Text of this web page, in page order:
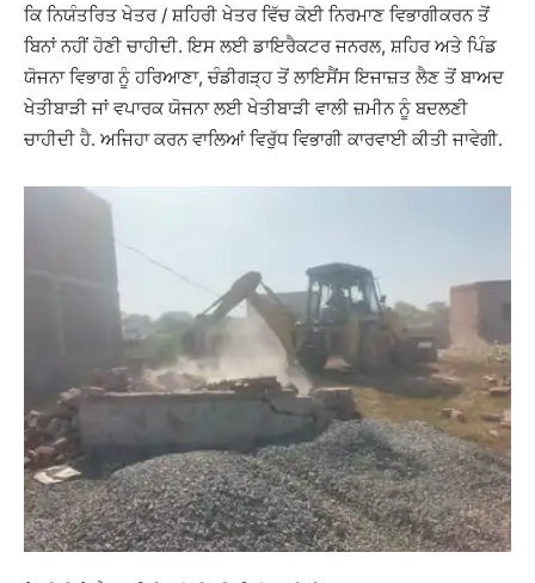
ਕਿ ਨਿਯੰਤਰਿਤ ਖੇਤਰ / ਸ਼ਹਿਰੀ ਖੇਤਰ ਵਿੱਚ ਕੋਈ ਨਿਰਮਾਣ ਵਿਭਾਗੀਕਰਨ ਤੋਂ
ਬਿਨਾਂ ਨਹੀਂ ਹੋਣੀ ਚਾਹੀਦੀ. ਇਸ ਲਈ ਡਾਇਰੈਕਟਰ ਜਨਰਲ, ਸ਼ਹਿਰ ਅਤੇ ਪਿੰਡ
ਯੋਜਨਾ ਵਿਭਾਗ ਨੂੰ ਹਰਿਆਣਾ, ਚੰਡੀਗੜ੍ਹ ਤੋਂ ਲਾਇਸੈਂਸ ਇਜਾਜ਼ਤ ਲੈਣ ਤੋਂ ਬਾਅਦ
ਖੇਤੀਬਾੜੀ ਜਾਂ ਵਪਾਰਕ ਯੋਜਨਾ ਲਈ ਖੇਤੀਬਾੜੀ ਵਾਲੀ ਜ਼ਮੀਨ ਨੂੰ ਬਦਲਣੀ
ਚਾਹੀਦੀ ਹੈ. ਅਜਿਹਾ ਕਰਨ ਵਾਲਿਆਂ ਵਿਰੁੱਧ ਵਿਭਾਗੀ ਕਾਰਵਾਈ ਕੀਤੀ ਜਾਵੇਗੀ.